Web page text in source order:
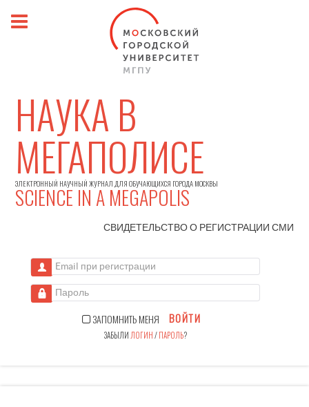
НАУКА В
МЕГАПОЛИСЕ
ЭЛЕКТРОННЫЙ НАУЧНЫЙ ЖУРНАЛ ДЛЯ ОБУЧАЮЩИХСЯ ГОРОДА МОСКВЫ
SCIENCE IN A MEGAPOLIS
СВИДЕТЕЛЬСТВО О РЕГИСТРАЦИИСМИ
Email при регистрации
Пароль
ЗАПОМНИТЬ МЕНЯ ВОЙТИ
ЗАБЫЛИ ЛОГИН/ПАРОЛЬ?